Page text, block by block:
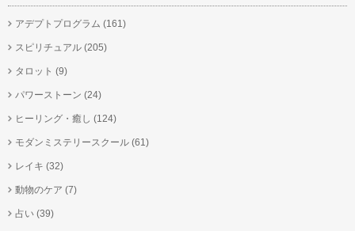
アデプトプログラム (161)
スピリチュアル (205)
タロット (9)
パワーストーン (24)
ヒーリング・癒し (124)
モダンミステリースクール (61)
レイキ (32)
動物のケア (7)
占い (39)